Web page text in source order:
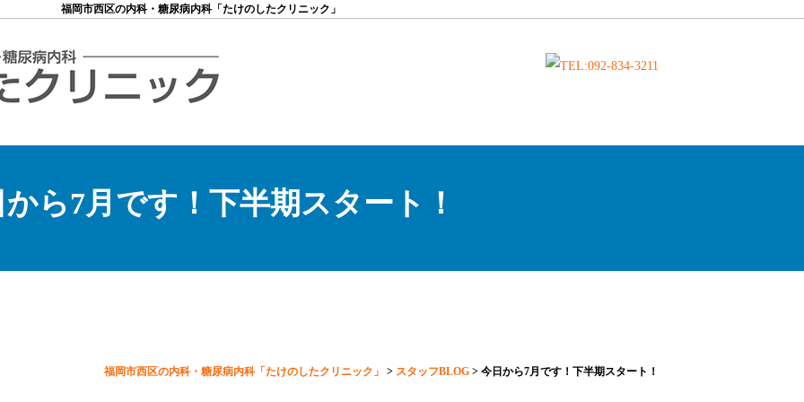
福岡市西区の内科・糖尿病内科「たけのしたクリニック」
ら7月です！下半期スタート！
福岡市西区の内科・糖尿病内科「たけのしたクリニック」 > スタッフBLOG > 今日から7月です！下半期スタート！